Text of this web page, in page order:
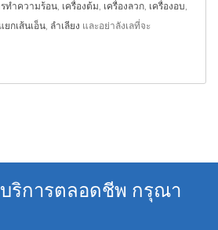
ทำความร้อน เครื่องต้ม เครื่องลวก เครื่องอบ
ยกเส้นเอ็น ลำเลียง และอย่าลังเลที่จะ
ริการตลอดชีพ กรุณา